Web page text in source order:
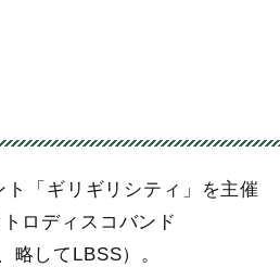
「ギリギリシティ」を主催
ロディスコバンド
略してLBSS）。